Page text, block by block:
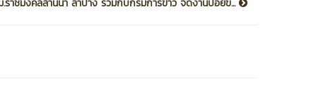
.ราชมงคลล้านนา ลำปาง ร่วมกับกรมการข้าว จัดงานปอยข...